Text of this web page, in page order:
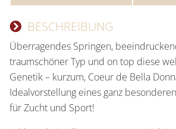
BESCHREIBUNG
Überragendes Springen,
traumschöner Typ und on top diese
Genetik – kurzum, Coeur de Bella
Idealvorstellung eines ganz
für Zucht und Sport!